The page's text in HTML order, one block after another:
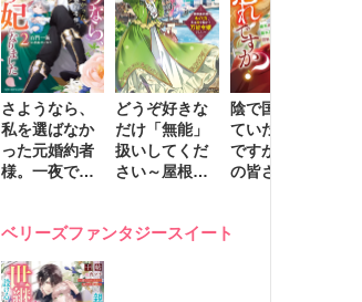
さようなら、
私を選ばなか
った元婚約者
様。一夜で大
ました２
どうぞ好きな
だけ「無能」
扱いしてくだ
さい～屋根裏
動かす万能令
陰で国を支え
ていたのは私
ですが、王家
の皆さんお忘
れ才女の辺境
ベリーズファンタジースイート